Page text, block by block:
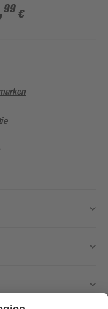
99 €